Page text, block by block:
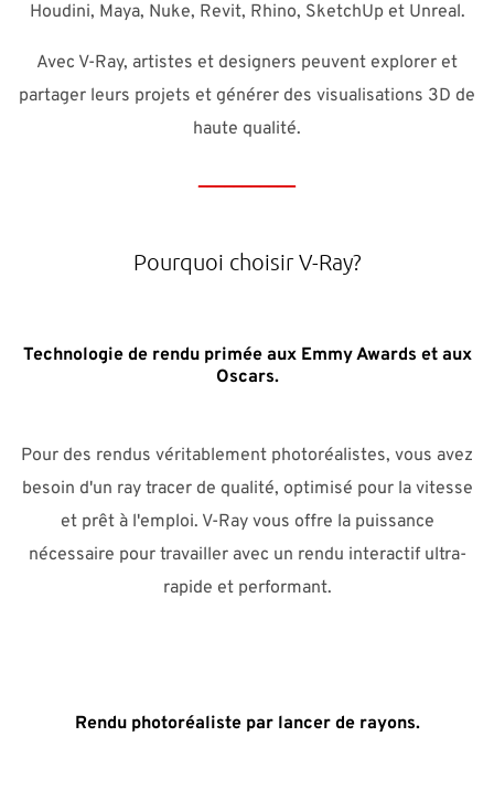
Houdini, Maya, Nuke, Revit, Rhino, SketchUp et Unreal.
Avec V-Ray, artistes et designers peuvent explorer et
partager leurs projets et générer des visualisations 3D de
haute qualité.
___________
Pourquoi choisir V-Ray?
Technologie de rendu primée aux Emmy Awards et aux
Oscars.
Pour des rendus véritablement photoréalistes, vous avez
besoin d'un ray tracer de qualité, optimisé pour la vitesse
et prêt à l'emploi. V-Ray vous offre la puissance
nécessaire pour travailler avec un rendu interactif ultra-
rapide et performant.
Rendu photoréaliste par lancer de rayons.